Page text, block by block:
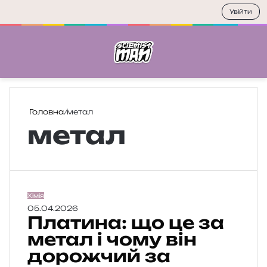
Головна/метал
метал
П
л
а
и
н
Хімія
05.04.2026
Платина: що це за
метал і чому він
дорожчий за
Увійти